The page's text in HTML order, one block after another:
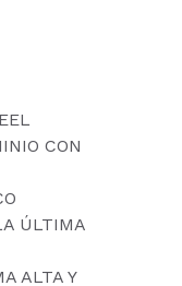
CON
ÚLTIMA
ALTA Y